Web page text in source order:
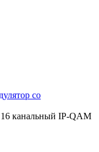
со
канальный IP-QAM